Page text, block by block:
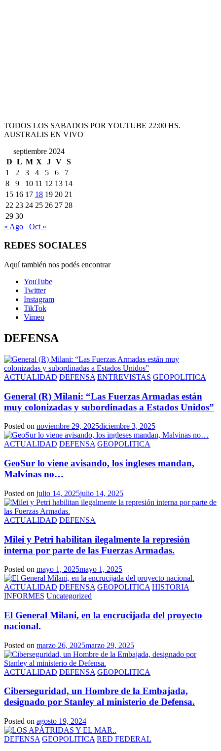
TODOS LOS SABADOS POR YOUTUBE 22:00 HS.
AUSTRALIS EN VIVO
septiembre 2024
D L M X J V S
1
2 3 4 5 6
7
8
9 10 11 12 13 14
15 16 17 18 19 20 21
22 23 24 25 26 27 28
29 30
« Ago
Oct »
REDES SOCIALES
Aquí también nos podés encontrar
YouTube
Twitter
Instagram
TikTok
Vimeo
DEFENSA
ACTUALIDAD DEFENSA ENTREVISTAS GEOPOLITICA
General (R) Milani: “Las Fuerzas Armadas están
muy colonizadas y subordinadas a Estados Unidos”
Posted on noviembre 29, 2025diciembre 3, 2025
ACTUALIDAD DEFENSA GEOPOLITICA
GeoSur lo viene avisando, los ingleses mandan,
Malvinas no…
Posted on julio 14, 2025julio 14, 2025
ACTUALIDAD DEFENSA
Milei y Petri habilitan ilegalmente la represión
interna por parte de las Fuerzas Armadas.
Posted on mayo 1, 2025mayo 1, 2025
ACTUALIDAD DEFENSA GEOPOLITICA HISTORIA
INFORMES Uncategorized
El General Milani, en la encrucijada del proyecto
nacional.
Posted on marzo 26, 2025marzo 29, 2025
ACTUALIDAD DEFENSA GEOPOLITICA
Ciberseguridad, un Hombre de la Embajada,
designado por Stanley al ministerio de Defensa.
Posted on agosto 19, 2024
DEFENSA GEOPOLITICA RED FEDERAL